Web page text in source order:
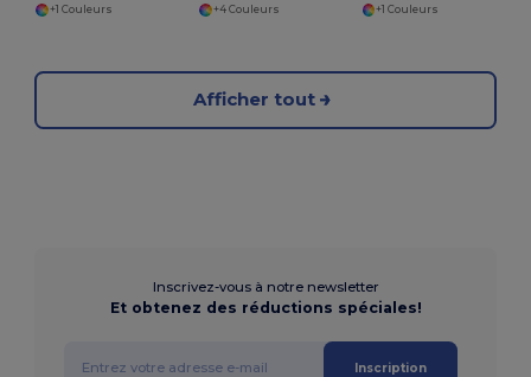
+1 Couleurs
+4 Couleurs
+1 Couleurs
Afficher tout
Inscrivez-vous à notre newsletter
Et obtenez des réductions spéciales!
Inscription